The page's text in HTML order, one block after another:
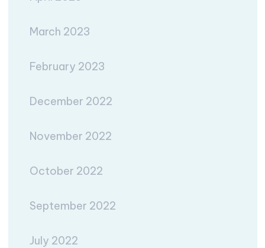
March 2023
February 2023
December 2022
November 2022
October 2022
September 2022
July 2022